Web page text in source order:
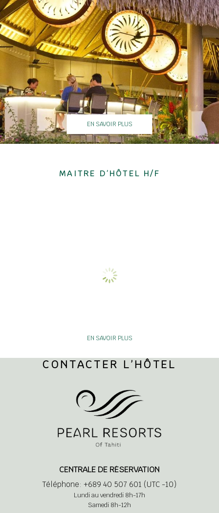
EN SAVOIR PLUS
MAITRE D’HÔTEL H/F
EN SAVOIR PLUS
CONTACTER L’HÔTEL
CENTRALE DE RÉSERVATION
Téléphone: +689 40 507 601 (UTC -10)
Lundi au vendredi 8h-17h
Samedi 8h-12h